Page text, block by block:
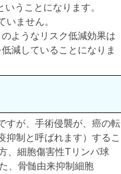
うことになります。
ません。
ようなリスク低減効果は
減していることになりま
すが、手術侵襲が、癌の転
抑制と呼ばれます）するこ
、細胞傷害性Tリンパ球
、骨髄由来抑制細胞